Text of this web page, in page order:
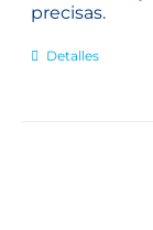
precisas.
Detalles